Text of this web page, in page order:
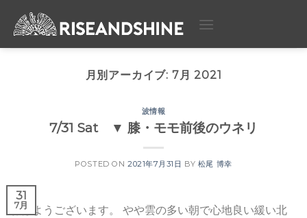
月別アーカイブ: 7月 2021
波情報
7/31 Sat ▼ 膝・モモ前後のウネリ
POSTED ON 2021年7月31日 BY 松尾 博幸
31
7月
おはようございます。 やや雲の多い朝で心地良い緩い北